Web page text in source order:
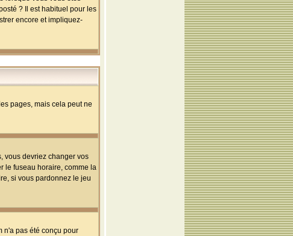
? Il est habituel pour les
encore et impliquez-
pages, mais cela peut ne
vous devriez changer vos
le fuseau horaire, comme la
si vous pardonnez le jeu
n'a pas été conçu pour